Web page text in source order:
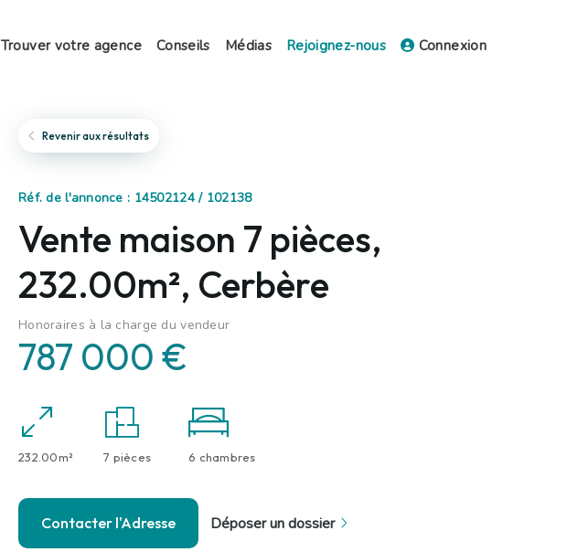
Trouver votre agence Conseils Médias Rejoignez-nous Connexion
Revenir aux résultats
Réf. de l'annonce : 14502124 / 102138
Vente maison 7 pièces,
232.00m², Cerbère
Honoraires à la charge du vendeur
787 000 €
232.00m² 7 pièces 6 chambres
Contacter l'Adresse Déposer un dossier